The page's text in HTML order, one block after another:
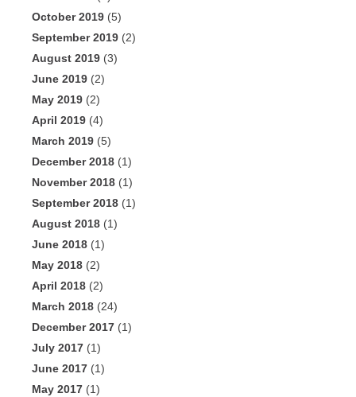
October 2019 (5)
September 2019 (2)
August 2019 (3)
June 2019 (2)
May 2019 (2)
April 2019 (4)
March 2019 (5)
December 2018 (1)
November 2018 (1)
September 2018 (1)
August 2018 (1)
June 2018 (1)
May 2018 (2)
April 2018 (2)
March 2018 (24)
December 2017 (1)
July 2017 (1)
June 2017 (1)
May 2017 (1)